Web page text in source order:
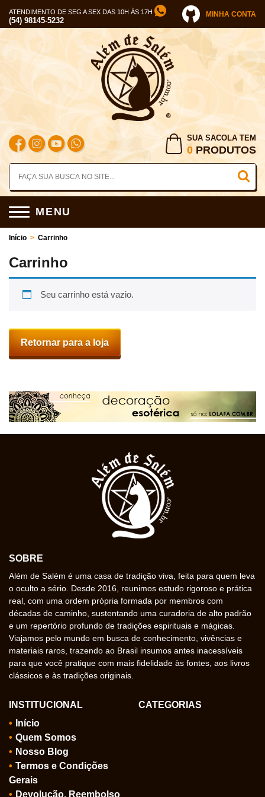
ATENDIMENTO DE SEG A SEX DAS 10H ÀS 17H
(54) 98145-5232
MINHA CONTA
SUA SACOLA TEM
0 PRODUTOS
MENU
Início > Carrinho
Carrinho
Seu carrinho está vazio.
Retornar para a loja
SOBRE
Além de Salém é uma casa de tradição viva, feita para quem leva
o oculto a sério. Desde 2016, reunimos estudo rigoroso e prática
real, com uma ordem própria formada por membros com
décadas de caminho, sustentando uma curadoria de alto padrão
e um repertório profundo de tradições espirituais e mágicas.
Viajamos pelo mundo em busca de conhecimento, vivências e
materiais raros, trazendo ao Brasil insumos antes inacessíveis
para que você pratique com mais fidelidade às fontes, aos livros
clássicos e às tradições originais.
INSTITUCIONAL
Início
Quem Somos
Nosso Blog
Termos e Condições
Gerais
Devolução, Reembolso
CATEGORIAS